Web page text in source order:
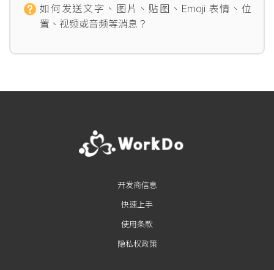
如何发送文字、图片、贴图、Emoji 表情、位
置、视频或音频等消息？
开发商信息
快速上手
使用条款
隐私权政策